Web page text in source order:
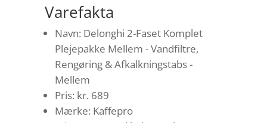
Varefakta
Navn: Delonghi 2-Faset Komplet
Plejepakke Mellem - Vandfiltre,
Rengøring & Afkalkningstabs -
Mellem
Pris: kr. 689
Mærke: Kaffepro